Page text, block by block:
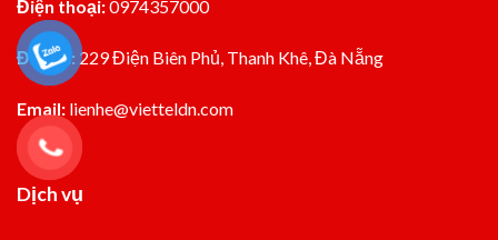
Điện thoại:0974357000
Đia chỉ: 229 Điện Biên Phủ, Thanh Khê, Đà Nẵng
Email: lienhe@vietteldn.com
Dịch vụ